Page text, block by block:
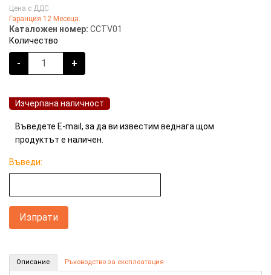
5 stars
4 stars
3 stars
2 stars
Цена с ДДС
Гаранция 12 Месеца.
Каталожен номер: CCTV01
Количество
- +
Изчерпана наличност
Въведете E-mail, за да ви известим веднага щом
продуктът е наличен.
Въведи:
Описание Ръководство за експлоатация